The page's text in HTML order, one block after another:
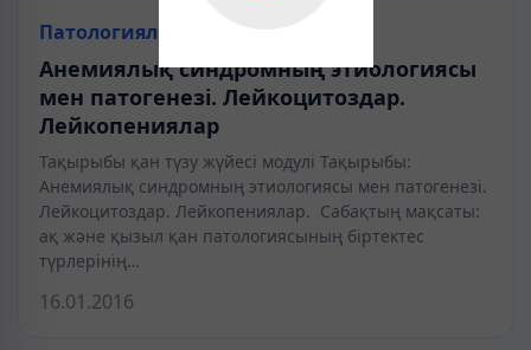
Патологиялық физиология
Анемиялық синдромның этиологиясы
мен патогенезі. Лейкоцитоздар.
Лейкопениялар
Тақырыбы қан түзу жүйесі модулі Тақырыбы:
Анемиялық синдромның этиологиясы мен патогенезі.
Лейкоцитоздар. Лейкопениялар. Сабақтың мақсаты:
ақ және қызыл қан патологиясының біртектес
түрлерінің…
16.01.2016